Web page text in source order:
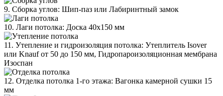
9. Сборка углов: Шип-паз или Лабиринтный замок
10. Лаги потолка: Доска 40х150 мм
11. Утепление и гидроизоляция потолка: Утеплитель Isover
или Knauf от 50 до 150 мм, Гидропароизоляционная мембрана
Изоспан
12. Отделка потолка 1-го этажа: Вагонка камерной сушки 15
мм